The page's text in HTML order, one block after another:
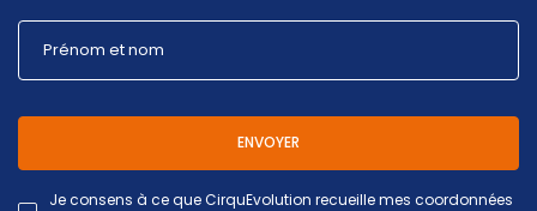
ENVOYER
Je consens à ce que CirquEvolution recueille mes coordonnées